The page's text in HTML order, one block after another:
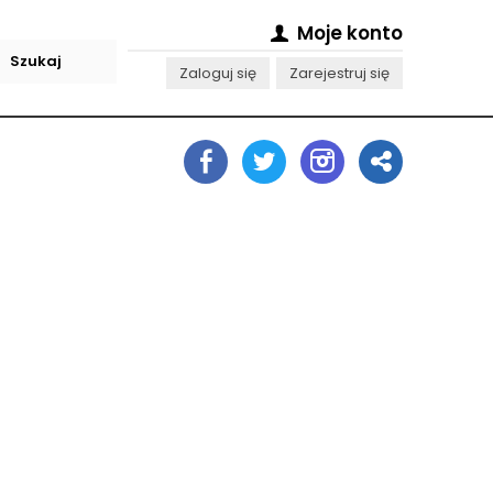
Moje konto
Zaloguj się Zarejestruj się